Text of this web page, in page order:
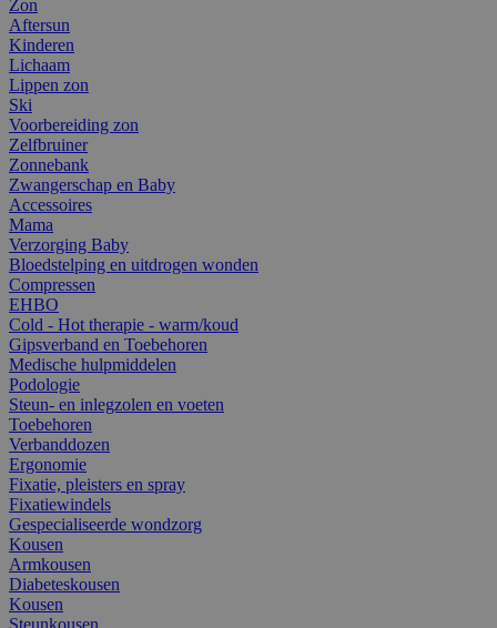
Zon
Aftersun
Kinderen
Lichaam
Lippen zon
Ski
Voorbereiding zon
Zelfbruiner
Zonnebank
Zwangerschap en Baby
Accessoires
Mama
Verzorging Baby
Bloedstelping en uitdrogen wonden
Compressen
EHBO
Cold - Hot therapie - warm/koud
Gipsverband en Toebehoren
Medische hulpmiddelen
Podologie
Steun- en inlegzolen en voeten
Toebehoren
Verbanddozen
Ergonomie
Fixatie, pleisters en spray
Fixatiewindels
Gespecialiseerde wondzorg
Kousen
Armkousen
Diabeteskousen
Kousen
Steunkousen